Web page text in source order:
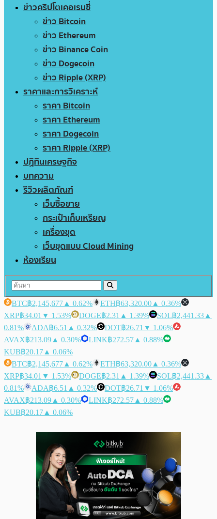
ข่าวคริปโตเคอเรนซี่
ข่าว Bitcoin
ข่าว Ethereum
ข่าว Binance Coin
ข่าว Dogecoin
ข่าว Ripple (XRP)
ราคาและการวิเคราะห์
ราคา Bitcoin
ราคา Ethereum
ราคา Dogecoin
ราคา Ripple (XRP)
ปฏิทินเศรษฐกิจ
บทความ
รีวิวผลิตภัณฑ์
เว็บซื้อขาย
กระเป๋าเก็บเหรียญ
เครื่องขุด
เว็บขุดแบบ Cloud Mining
ห้องเรียน
BTC฿2,145,677 ▲ 0.62% ETH฿63,320.00 ▲ 0.36%
XRP฿34.01 ▼ 1.53% DOGE฿2.31 ▲ 1.39% SOL฿2,441.33 ▲
0.81%
ADA฿6.51 ▲ 0.32% DOT฿26.71 ▼ 1.06%
AVAX฿213.09 ▲ 0.30% LINK฿272.57 ▲ 0.88%
KUB฿20.17 ▲ 0.06%
BTC฿2,145,677 ▲ 0.62% ETH฿63,320.00 ▲ 0.36%
XRP฿34.01 ▼ 1.53% DOGE฿2.31 ▲ 1.39% SOL฿2,441.33 ▲
0.81%
ADA฿6.51 ▲ 0.32% DOT฿26.71 ▼ 1.06%
AVAX฿213.09 ▲ 0.30% LINK฿272.57 ▲ 0.88%
KUB฿20.17 ▲ 0.06%